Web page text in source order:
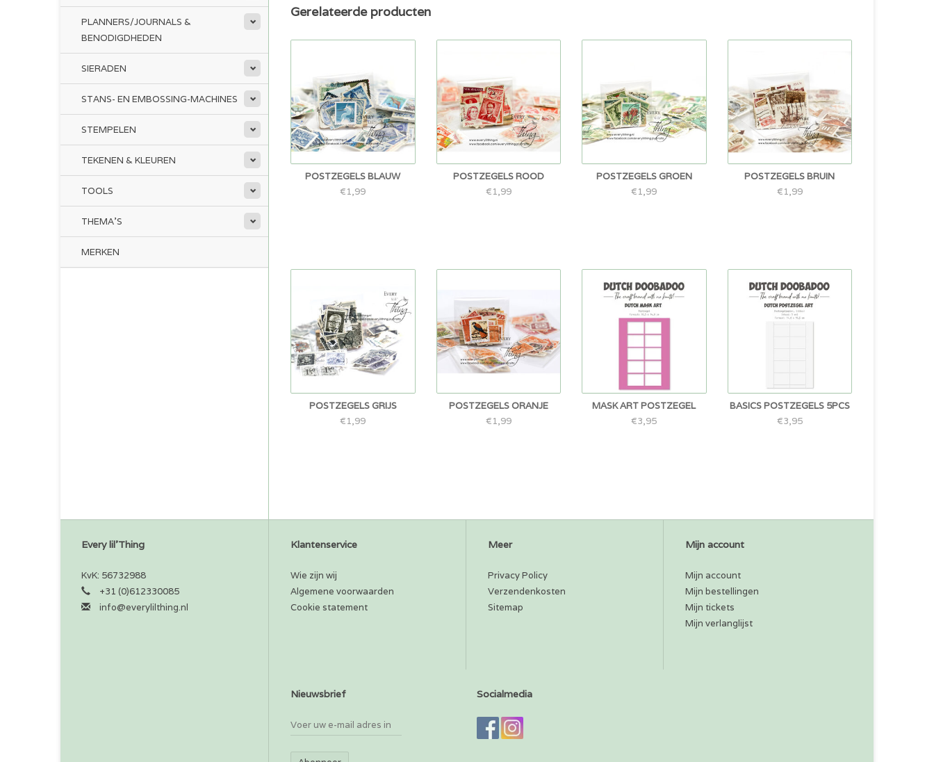
PLANNERS/JOURNALS &
BENODIGDHEDEN
SIERADEN
STANS- EN EMBOSSING-MACHINES
STEMPELEN
TEKENEN & KLEUREN
TOOLS
THEMA'S
MERKEN
Gerelateerde producten
POSTZEGELS BLAUW
€1,99
POSTZEGELS ROOD
€1,99
POSTZEGELS GROEN
€1,99
POSTZEGELS BRUIN
€1,99
POSTZEGELS GRIJS
€1,99
POSTZEGELS ORANJE
€1,99
MASK ART POSTZEGEL
€3,95
BASICS POSTZEGELS 5PCS
€3,95
Every lil'Thing
KvK: 56732988
+31 (0)612330085
info@everylilthing.nl
Klantenservice
Wie zijn wij
Algemene voorwaarden
Cookie statement
Meer
Privacy Policy
Verzendenkosten
Sitemap
Mijn account
Mijn account
Mijn bestellingen
Mijn tickets
Mijn verlanglijst
Nieuwsbrief Socialmedia